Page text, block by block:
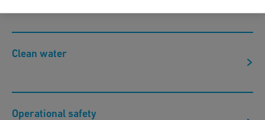
Clean water
Operational safety